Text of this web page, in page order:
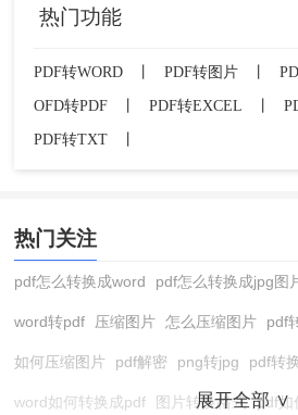
热门功能
PDF转WORD PDF转图片
OFD转PDF
PDF转EXCEL
PDF转TXT
热门关注
pdf怎么转换成word pdf怎么转换成jpg图
word转pdf 压缩图片 怎么压缩图片 pdf
如何压缩图片 pdf解密 png转jpg pdf转
word如何转换成pdf 图片转换格式 pdf如
展开全部 ∨